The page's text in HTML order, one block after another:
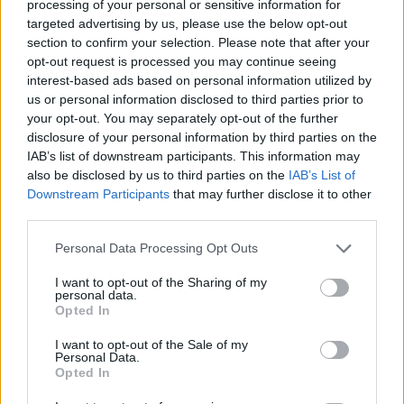
processing of your personal or sensitive information for
targeted advertising by us, please use the below opt-out
section to confirm your selection. Please note that after your
opt-out request is processed you may continue seeing
interest-based ads based on personal information utilized by
us or personal information disclosed to third parties prior to
your opt-out. You may separately opt-out of the further
disclosure of your personal information by third parties on the
IAB’s list of downstream participants. This information may
also be disclosed by us to third parties on the IAB’s List of
Downstream Participants that may further disclose it to other
Personal Data Processing Opt Outs
I want to opt-out of the Sharing of my
personal data.
Opted In
I want to opt-out of the Sale of my
Personal Data.
Opted In
prodest? infangare me, che sono il
rappresentante dei due protagonisti dei
fascicoli più scottanti coordinati da Diddi?
Ora che la cruna dell'ago sul complotto si è
compiuta, agiremo in tutte le sedi opportune
contro questo dossieraggio». Sindoca precisa
infine «di non aver mai operato per alcun
servizio né informativo né segreto vaticano e
che i codici identificativi la mia persona sono
riconducibili ad altra attività, attinente
LA LEGGE VATICANA
La Costituzione Apostolica «Universi
Dominici Gregis» circa la vacanza della Sede
Apostolica e l’elezione del Romano Pontefice
promulgata il 22 febbraio 1996 da Giovanni